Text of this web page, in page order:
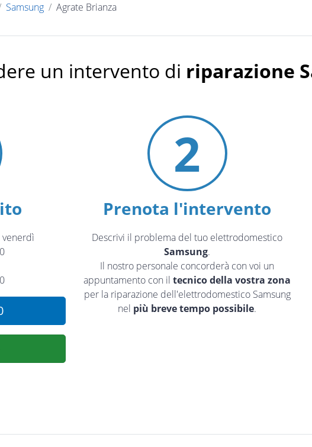
Samsung Agrate Brianza
un intervento di riparazione
2
Prenota l'intervento
Descrivi il problema del tuo elettrodomestico
Samsung.
Il nostro personale concorderà con voi un
appuntamento con il tecnico della vostra zona
per la riparazione dell'elettrodomestico Samsung
nel più breve tempo possibile.